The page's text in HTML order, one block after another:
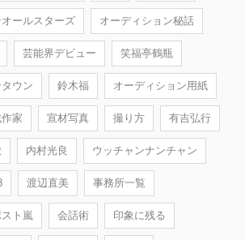
ールスターズ オーディション秘話
芸能界デビュー 笑福亭鶴瓶
ウン 鈴木福 オーディション用紙
家 宣材写真 撮り方 有吉弘行
内村光良 ウッチャンナンチャン
渡辺直美 事務所一覧
ト嵐 会話術 印象に残る